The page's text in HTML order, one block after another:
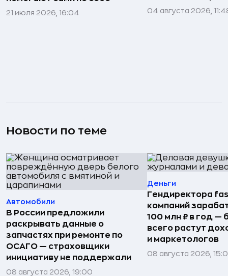
21 июля 2026, 16:04 04 августа 2026,
Новости по теме
Автомобили
В России предложили
раскрывать данные о
запчастях при ремонте по
ОСАГО — страховщики
инициативу не поддержали
08 августа 2026, 19:00
Деньги
Гендиректора
компаний
100 млн ₽ в год —
всего растут
и маркетологов
08 августа 2026,